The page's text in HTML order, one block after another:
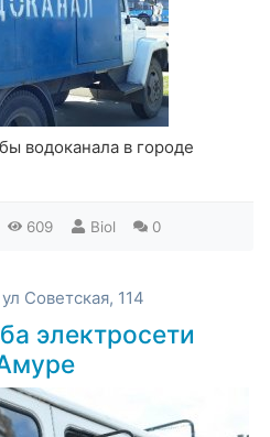
водоканала в городе
609 Biol 0
Советская, 114
электросети